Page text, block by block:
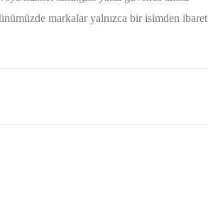
markalar yalnızca bir isimden ibaret